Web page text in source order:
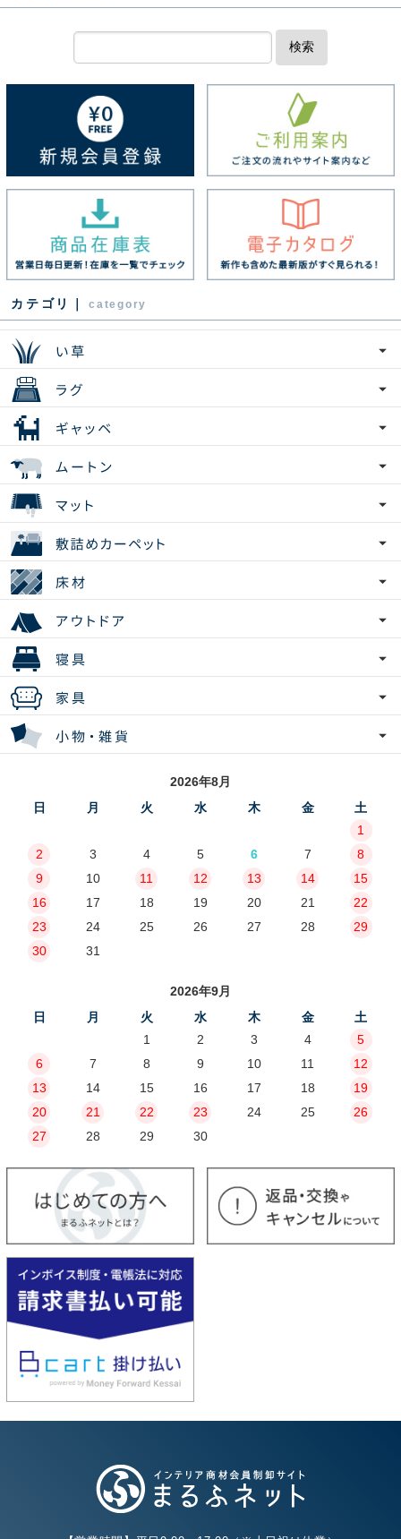
検索
カテゴリ｜ category
2026年8月
日
月 火 水 木 金
土
1
2
3 4 5 6 7
8
9
10 11 12 13 14
15
16
17 18 19 20 21
22
23
24 25 26 27 28
29
30
31
2026年9月
日
月 火 水 木 金
土
1
2 3 4
5
6
7 8 9 10 11
12
13
14 15 16 17 18
19
20
21 22 23 24 25
26
27
28 29 30